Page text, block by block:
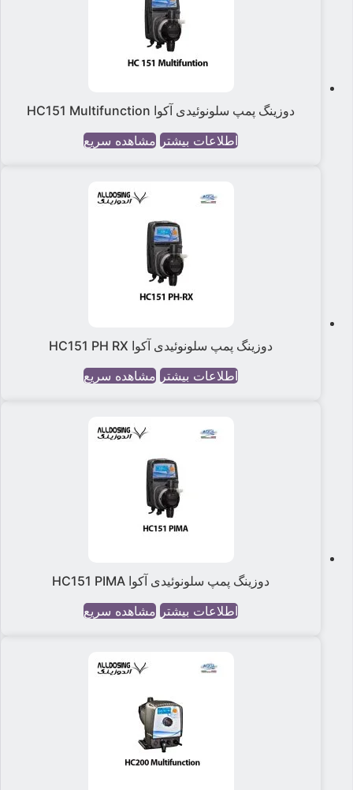
دوزینگ پمپ سلونوئیدی آکوا HC151 Multifunction
اطلاعات بیشتر مشاهده سریع
دوزینگ پمپ سلونوئیدی آکوا HC151 PH RX
اطلاعات بیشتر مشاهده سریع
دوزینگ پمپ سلونوئیدی آکوا HC151 PIMA
اطلاعات بیشتر مشاهده سریع